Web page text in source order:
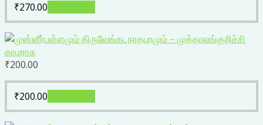
₹270.00
₹200.00
₹200.00